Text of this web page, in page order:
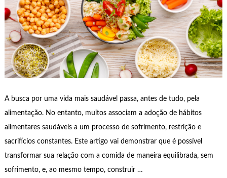
A busca por uma vida mais saudável passa, antes de tudo, pela
alimentação. No entanto, muitos associam a adoção de hábitos
alimentares saudáveis a um processo de sofrimento, restrição e
sacrifícios constantes. Este artigo vai demonstrar que é possível
transformar sua relação com a comida de maneira equilibrada, sem
sofrimento, e, ao mesmo tempo, construir …